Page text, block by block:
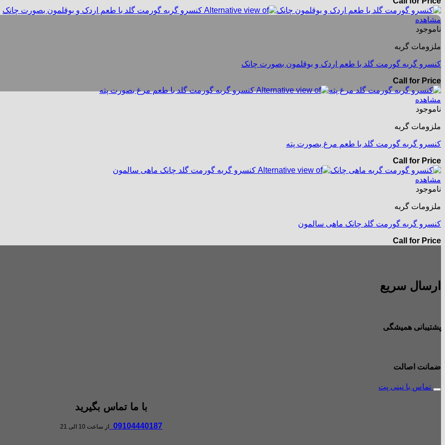
مشاهده
ناموجود
ملزومات گربه
کنسرو گربه گورمت گلد با طعم اردک و بوقلمون بصورت چانک
Call for Price
مشاهده
ناموجود
ملزومات گربه
کنسرو گربه گورمت گلد با طعم مرغ بصورت پته
Call for Price
مشاهده
ناموجود
ملزومات گربه
کنسرو گربه گورمت گلد چانک ماهی سالمون
Call for Price
ارسال سریع
پشتیبانی همیشگی
ضمانت اصالت
تماس با نینی پت
با ما تماس بگیرید
09104440187 از ساعت 10 الی 21